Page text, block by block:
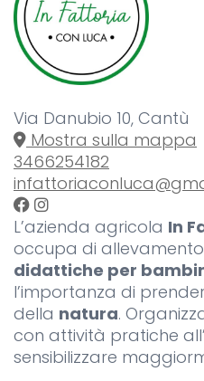
Via Danubio 10, Cantù
Mostra sulla mappa
3466254182
L’azienda agricola In
occupa di
didattiche per
l’importanza di
della natura.
con attività pratiche
sensibilizzare